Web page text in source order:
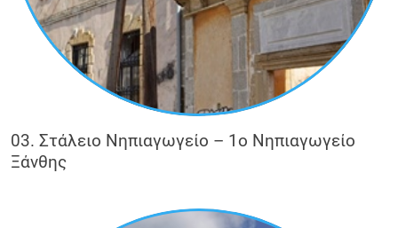
03. Στάλειο Νηπιαγωγείο – 1ο Νηπιαγωγείο
Ξάνθης